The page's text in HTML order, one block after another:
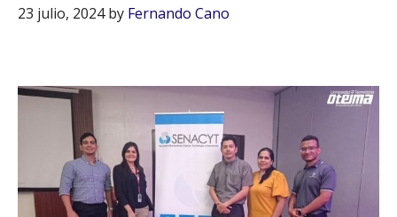
23 julio, 2024by Fernando Cano